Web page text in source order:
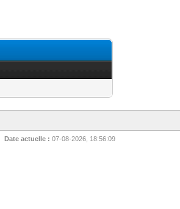
Date actuelle : 07-08-2026, 18:56:09